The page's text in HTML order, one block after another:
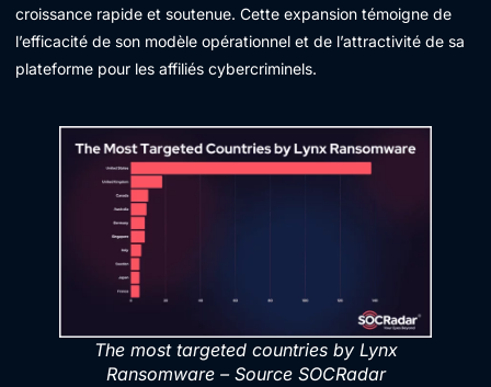
croissance rapide et soutenue. Cette expansion témoigne de
l’efficacité de son modèle opérationnel et de l’attractivité de sa
plateforme pour les affiliés cybercriminels.
The most targeted countries by Lynx
Ransomware – Source SOCRadar